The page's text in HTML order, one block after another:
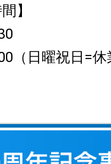
】
日曜祝日=休